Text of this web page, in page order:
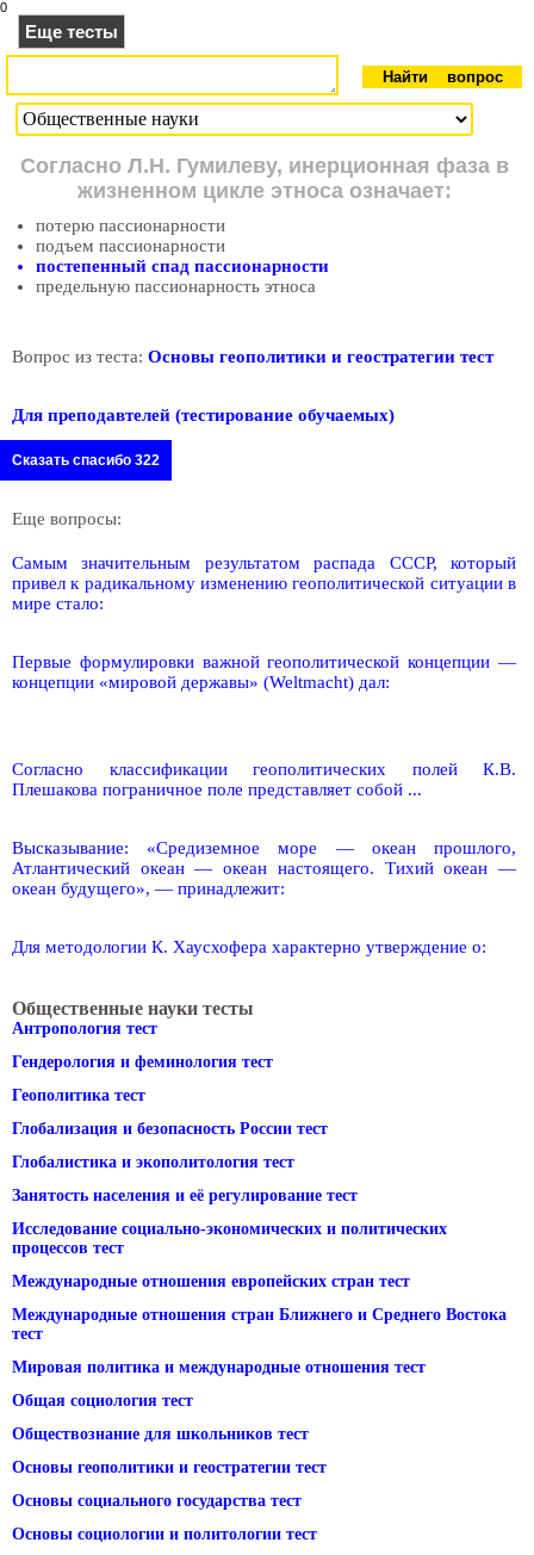
0
Еще тесты
Согласно Л.Н. Гумилеву, инерционная фаза в
жизненном цикле этноса означает:
потерю пассионарности
подъем пассионарности
постепенный спад пассионарности
предельную пассионарность этноса
Вопрос из теста: Основы геополитики и геостратегии тест
Для преподавтелей (тестирование обучаемых)
Сказать спасибо 322
Еще вопросы:
Самым значительным результатом распада СССР, который
привел к радикальному изменению геополитической ситуации в
мире стало:
Первые формулировки важной геополитической концепции —
концепции «мировой державы» (Weltmacht) дал:
Согласно классификации геополитических полей К.В.
Плешакова пограничное поле представляет собой ...
Высказывание: «Средиземное море — океан прошлого,
Атлантический океан — океан настоящего. Тихий океан —
океан будущего», — принадлежит:
Для методологии К. Хаусхофера характерно утверждение о:
Общественные науки тесты
Антропология тест
Гендерология и феминология тест
Геополитика тест
Глобализация и безопасность России тест
Глобалистика и экополитология тест
Занятость населения и её регулирование тест
Исследование социально-экономических и политических
процессов тест
Международные отношения европейских стран тест
Международные отношения стран Ближнего и Среднего Востока
тест
Мировая политика и международные отношения тест
Общая социология тест
Обществознание для школьников тест
Основы геополитики и геостратегии тест
Основы социального государства тест
Основы социологии и политологии тест